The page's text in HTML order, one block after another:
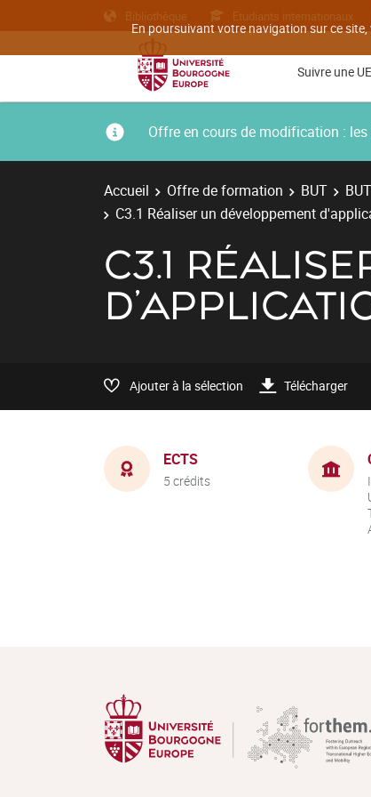
En poursuivant votre navigation sur ce
Bibliothèque Etudiants internationaux
Suivre une
Offre en cours de modification :
Accueil Offre de formation BUT
C3.1 Réaliser un développement
C3.1
Ajouter à la sélection Télécharger
ECTS
5 crédits